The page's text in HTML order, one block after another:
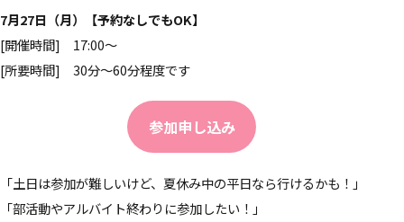
7月27日（月）【予約なしでもOK】
[開催時間] 17:00～
[所要時間] 30分～60分程度です
参加申し込み
「土日は参加が難しいけど、夏休み中の平日なら行けるかも！」
「部活動やアルバイト終わりに参加したい！」